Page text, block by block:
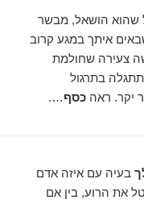
שהוא הושאל, מבשר
איתך במגע קרוב
צעירה שחולמת
בתרגול
יקר. ראהכסף….
בעיה עם איזה אדם
את הרוע, בין אם